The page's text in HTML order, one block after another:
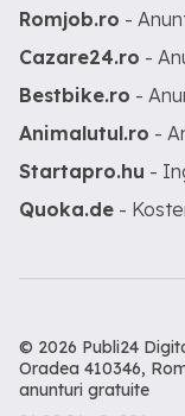
Romjob.ro -
Cazare24.ro -
Bestbike.ro -
Animalutul.ro -
Startapro.hu -
Quoka.de -
© 2026 Publi24
Oradea 410346,
anunturi gratuite